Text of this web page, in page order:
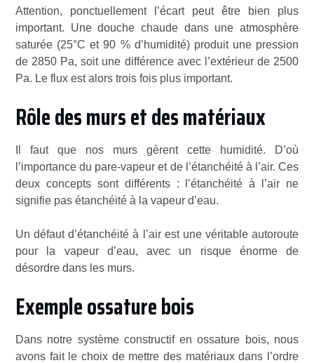
Attention, ponctuellement l’écart peut être bien plus
important. Une douche chaude dans une atmosphère
saturée (25°C et 90 % d’humidité) produit une pression
de 2850 Pa, soit une différence avec l’extérieur de 2500
Pa. Le flux est alors trois fois plus important.
Rôle des murs et des matériaux
Il faut que nos murs gèrent cette humidité. D’où
l’importance du pare-vapeur et de l’étanchéité à l’air. Ces
deux concepts sont différents : l’étanchéité à l’air ne
signifie pas étanchéité à la vapeur d’eau.
Un défaut d’étanchéité à l’air est une véritable autoroute
pour la vapeur d’eau, avec un risque énorme de
désordre dans les murs.
Exemple ossature bois
Dans notre système constructif en ossature bois, nous
avons fait le choix de mettre des matériaux dans l’ordre